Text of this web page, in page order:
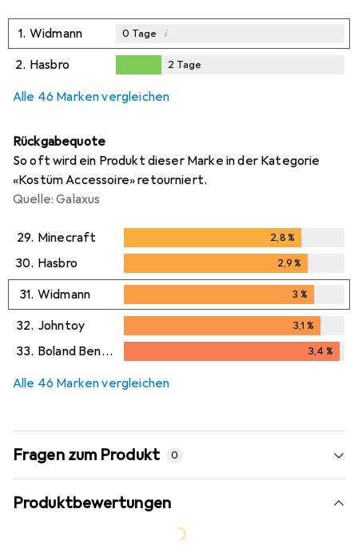
1. Widmann 0 Tage i
2. Hasbro 2 Tage
Alle 46 Marken vergleichen
Rückgabequote
So oft wird ein Produkt dieser Marke in der Kategorie
«Kostüm Accessoire» retourniert.
Quelle: Galaxus
29. Minecraft 2,8%
30. Hasbro 2,9%
31. Widmann 3 %
32. Johntoy 3,1 %
3,1%
33. Boland Benelux 3,4 %
Alle 46 Marken vergleichen
Fragen zum Produkt 0
Produktbewertungen